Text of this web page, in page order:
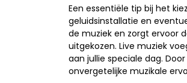
Een essentiële tip bij het
geluidsinstallatie en
de muziek en zorgt ervoor
uitgekozen. Live muziek
aan jullie speciale dag.
onvergetelijke muzikale